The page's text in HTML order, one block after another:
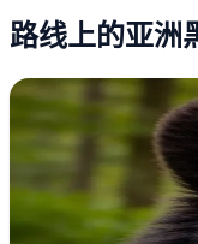
路线上的亚洲